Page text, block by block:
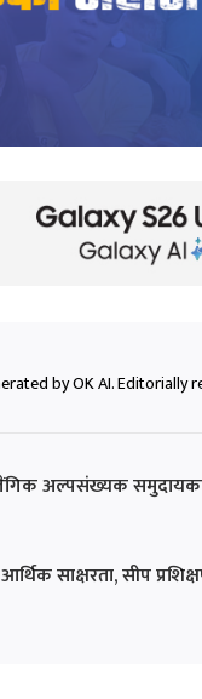
by OK AI. Editorially
अल्पसंख्यक समुदायका
साक्षरता, सीप